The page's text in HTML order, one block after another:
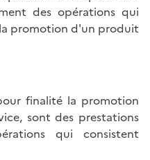
des opérations qui
promotion d'un produit
finalité la promotion
sont des prestations
qui consistent